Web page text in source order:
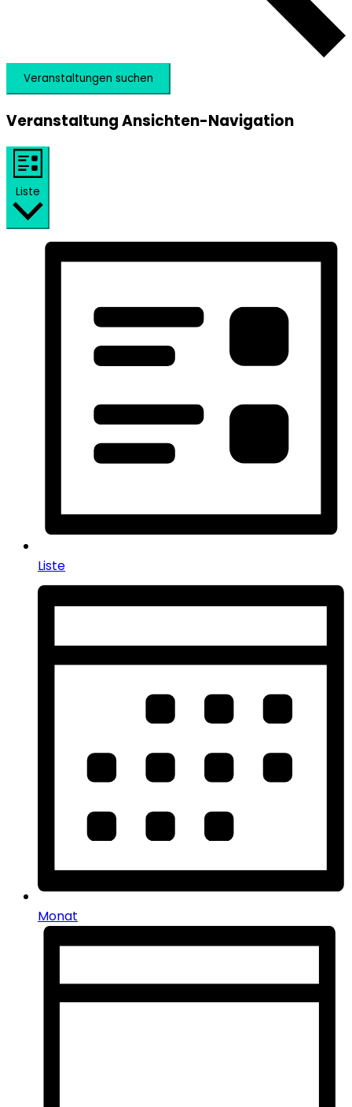
Veranstaltungen suchen
Veranstaltung Ansichten-Navigation
Liste
Liste
Monat